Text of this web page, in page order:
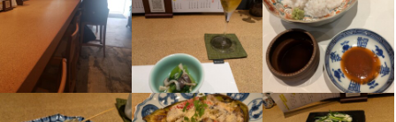
この仕事のおすすめポイント
成果に応じた昇給あり。
飲食店でのスキルアップ。
経営としての考え方などをを学べる。
身に付くスキル
包丁さばき 盛り付け技術 高級食材の知識 日本酒の知識
魚の知識
メニュー開発